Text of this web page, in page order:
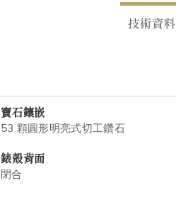
技術資料
寶石鑲嵌
53 顆圓形明亮式切工鑽石
錶殼背面
閉合